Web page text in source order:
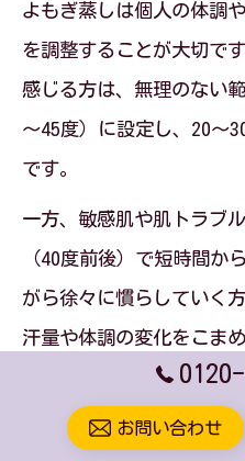
よもぎ蒸しは個人の体調
を調整することが大切で
感じる方は、無理のない
～45度）に設定し、20～
です。
一方、敏感肌や肌トラブ
（40度前後）で短時間か
がら徐々に慣らしていく
汗量や体調の変化をこま
とが失敗を防ぐポイントで
また、体調が優れない日
お問い合わせ